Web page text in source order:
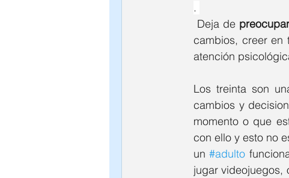
.
Deja de
cambios, creer en
atención
Los treinta son
cambios y
momento o que
con ello y esto no
un #adulto
jugar videojuegos,